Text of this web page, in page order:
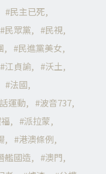
民主已死
民眾黨
民視
民進黨美女
江貞諭
沃土
法國
運動
波音737
派拉蒙
港澳條例
艦國造
澳門